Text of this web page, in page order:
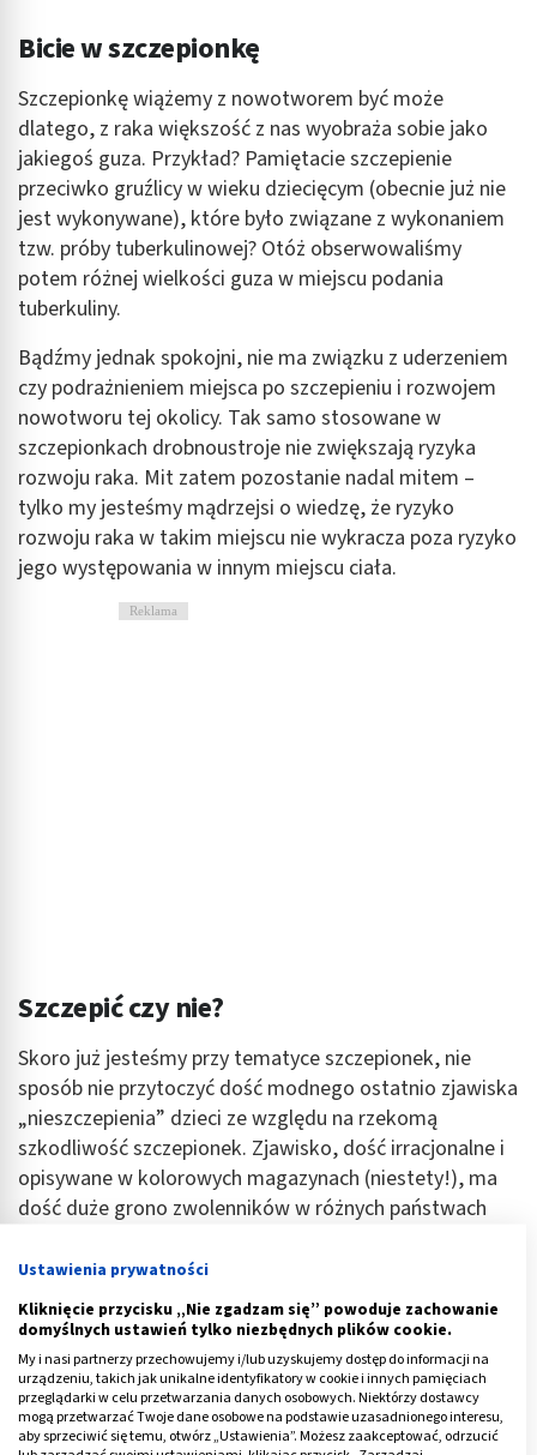
Bicie w szczepionkę
Szczepionkę wiążemy z nowotworem być może
dlatego, z raka większość z nas wyobraża sobie jako
jakiegoś guza. Przykład? Pamiętacie szczepienie
przeciwko gruźlicy w wieku dziecięcym (obecnie już nie
jest wykonywane), które było związane z wykonaniem
tzw. próby tuberkulinowej? Otóż obserwowaliśmy
potem różnej wielkości guza w miejscu podania
tuberkuliny.
Bądźmy jednak spokojni, nie ma związku z uderzeniem
czy podrażnieniem miejsca po szczepieniu i rozwojem
nowotworu tej okolicy. Tak samo stosowane w
szczepionkach drobnoustroje nie zwiększają ryzyka
rozwoju raka. Mit zatem pozostanie nadal mitem –
tylko my jesteśmy mądrzejsi o wiedzę, że ryzyko
rozwoju raka w takim miejscu nie wykracza poza ryzyko
jego występowania w innym miejscu ciała.
Reklama
Szczepić czy nie?
Skoro już jesteśmy przy tematyce szczepionek, nie
sposób nie przytoczyć dość modnego ostatnio zjawiska
„nieszczepienia” dzieci ze względu na rzekomą
szkodliwość szczepionek. Zjawisko, dość irracjonalne i
opisywane w kolorowych magazynach (niestety!), ma
dość duże grono zwolenników w różnych państwach
wiedzy medycznej. Osoby sprzeciwiające się
szczepieniom bardzo często argumentują to faktem
występowania niepożądanych odczynów
poszczepiennych, brakiem skutecznościszczepionki
czy zbyt krótkim czasem uodpornienia
poszczepiennego. Faktem jest, że odczyny
poszczepienne się zdarzają, jest to jednak znikomy
Ustawienia prywatności
Kliknięcie przycisku „Nie zgadzam się” powoduje zachowanie
domyślnych ustawień tylko niezbędnych plików cookie.
My i nasi partnerzy przechowujemy i/lub uzyskujemy dostęp do informacji na
urządzeniu, takich jak unikalne identyfikatory w cookie i innych pamięciach
przeglądarki w celu przetwarzania danych osobowych. Niektórzy dostawcy
mogą przetwarzać Twoje dane osobowe na podstawie uzasadnionego interesu,
aby sprzeciwić się temu, otwórz „Ustawienia”. Możesz zaakceptować, odrzucić